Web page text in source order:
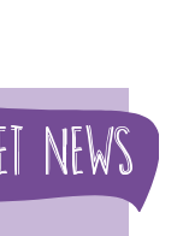
News